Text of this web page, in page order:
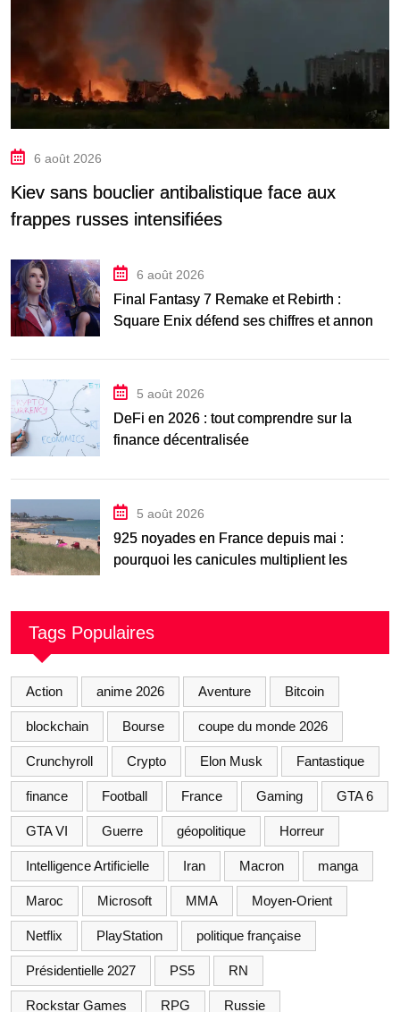
6 août 2026
Kiev sans bouclier antibalistique face aux
frappes russes intensifiées
6 août 2026
Final Fantasy 7 Remake et Rebirth :
Square Enix défend ses chiffres et annonce
5 août 2026
DeFi en 2026 : tout comprendre sur la
finance décentralisée
5 août 2026
925 noyades en France depuis mai :
pourquoi les canicules multiplient les
Tags Populaires
Action anime 2026 Aventure Bitcoin
blockchain Bourse coupe du monde 2026
Crunchyroll Crypto Elon Musk Fantastique
finance Football France Gaming GTA 6
GTA VI Guerre géopolitique Horreur
Intelligence Artificielle Iran Macron manga
Maroc Microsoft MMA Moyen-Orient
Netflix PlayStation politique française
Présidentielle 2027 PS5 RN
Rockstar Games RPG Russie